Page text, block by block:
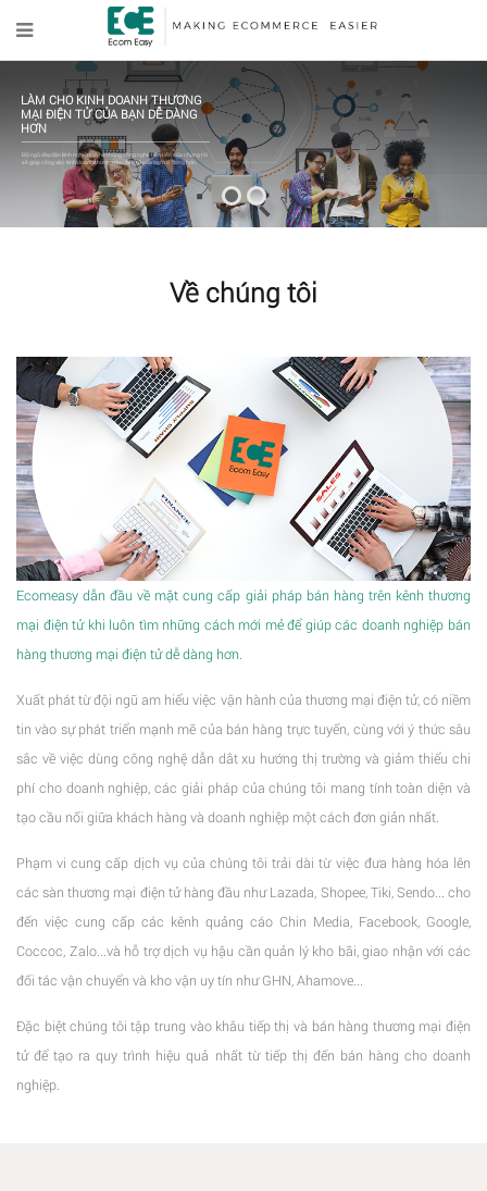
LÀM CHO KINH DOANH THƯƠNG
MẠI ĐIỆN TỬ CỦA BẠN DỄ DÀNG
HƠN
Đội ngũ dày dặn kinh nghiệm và hệ thống công nghệ tiên tiến của chúng tôi
sẽ giúp công việc kinh doanh thương mại điện tử của bạn dễ dàng hơn.
Về chúng tôi
Ecomeasy dẫn đầu về mặt cung cấp giải pháp bán hàng trên kênh thương
mại điện tử khi luôn tìm những cách mới mẻ để giúp các doanh nghiệp bán
hàng thương mại điện tử dễ dàng hơn.
Xuất phát từ đội ngũ am hiểu việc vận hành của thương mại điện tử, có niềm
tin vào sự phát triển mạnh mẽ của bán hàng trực tuyến, cùng với ý thức sâu
sắc về việc dùng công nghệ dẫn dắt xu hướng thị trường và giảm thiểu chi
phí cho doanh nghiệp, các giải pháp của chúng tôi mang tính toàn diện và
tạo cầu nối giữa khách hàng và doanh nghiệp một cách đơn giản nhất.
Phạm vi cung cấp dịch vụ của chúng tôi trải dài từ việc đưa hàng hóa lên
các sàn thương mại điện tử hàng đầu như Lazada, Shopee, Tiki, Sendo... cho
đến việc cung cấp các kênh quảng cáo Chin Media, Facebook, Google,
Coccoc, Zalo...và hỗ trợ dịch vụ hậu cần quản lý kho bãi, giao nhận với các
đối tác vận chuyển và kho vận uy tín như GHN, Ahamove...
Đặc biệt chúng tôi tập trung vào khâu tiếp thị và bán hàng thương mại điện
tử để tạo ra quy trình hiệu quả nhất từ tiếp thị đến bán hàng cho doanh
nghiệp.